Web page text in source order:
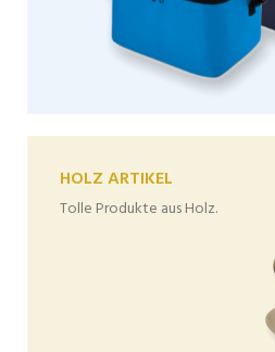
HOLZ ARTIKEL
Tolle Produkte aus Holz.